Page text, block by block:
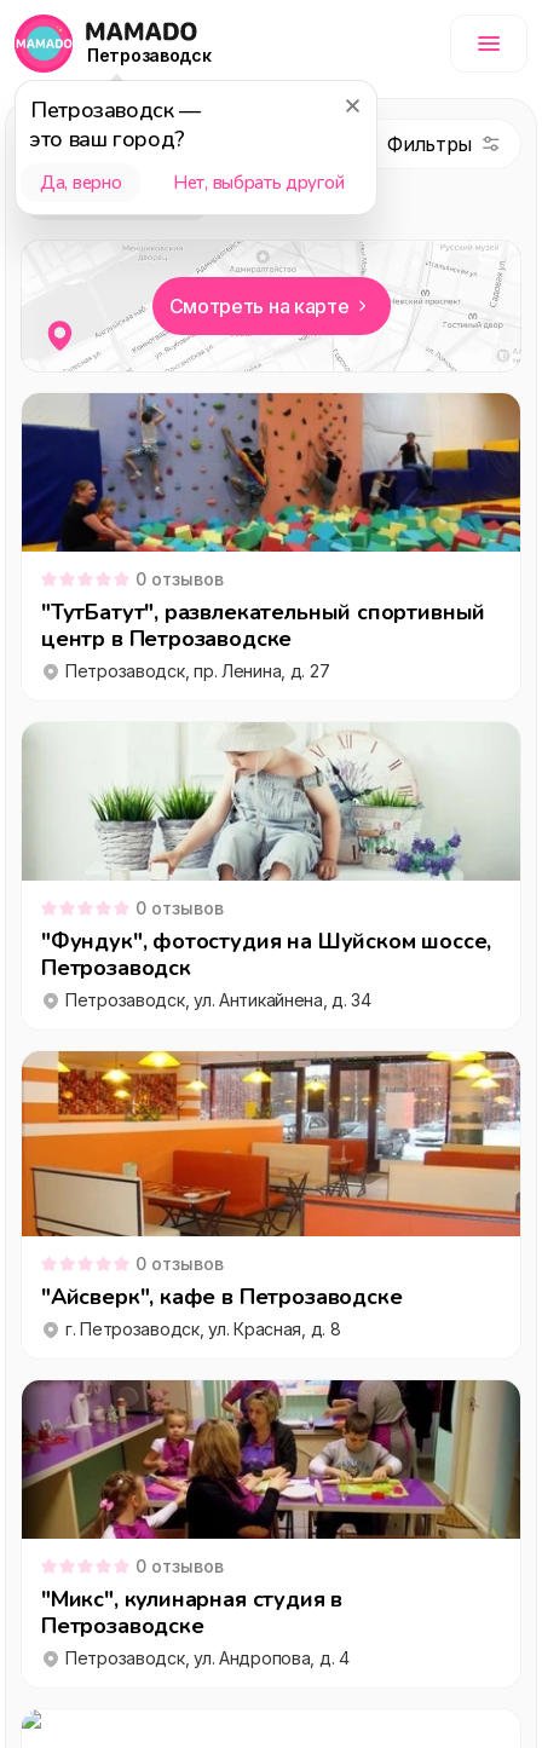
Петрозаводск
Петрозаводск—
это ваш город?
Да, верно Нет, выбрать другой
Услуги
Выбор редакции
Смотреть на карте
0 отзывов
"ТутБатут", развлекательный спортивный
центр в Петрозаводске
Петрозаводск, пр. Ленина, д. 27
0 отзывов
"Фундук", фотостудия на Шуйском шоссе,
Петрозаводск
Петрозаводск, ул. Антикайнена, д. 34
0 отзывов
"Айсверк", кафе в Петрозаводске
г. Петрозаводск, ул. Красная, д. 8
0 отзывов
"Микс", кулинарная студия в
Петрозаводске
Петрозаводск, ул. Андропова, д. 4